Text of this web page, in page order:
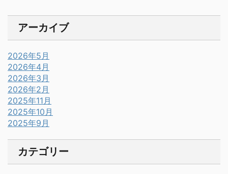
アーカイブ
2026年5月
2026年4月
2026年3月
2026年2月
2025年11月
2025年10月
2025年9月
カテゴリー